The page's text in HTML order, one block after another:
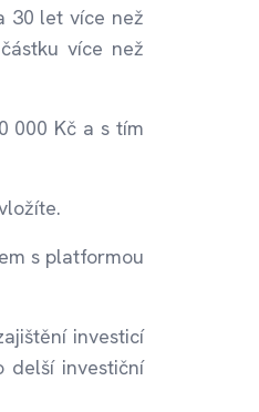
30 let více než
více než
000 Kč a s tím
s platformou
investicí
delší investiční